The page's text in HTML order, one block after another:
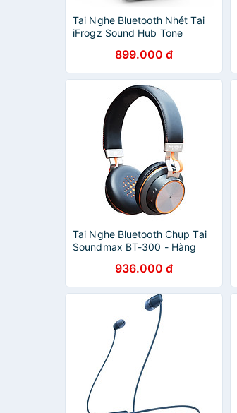
Tai Nghe Bluetooth Nhét Tai
iFrogz Sound Hub Tone
899.000 đ
Tai Nghe Bluetooth Chụp Tai
Soundmax BT-300 - Hàng
936.000 đ